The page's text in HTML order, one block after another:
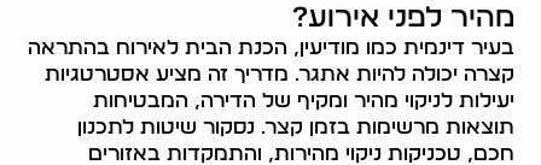
מהיר לפני אירוע?
בעיר דינמית כמו מודיעין, הכנת הבית לאירוח בהתראה
קצרה יכולה להיות אתגר. מדריך זה מציע אסטרטגיות
יעילות לניקוי מהיר ומקיף של הדירה, המבטיחות
תוצאות מרשימות בזמן קצר. נסקור שיטות לתכנון
חכם, טכניקות ניקוי מהירות, והתמקדות באזורים